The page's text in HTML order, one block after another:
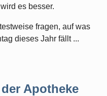
es besser.
fragen, auf was
dieses Jahr fällt ...
Apotheke